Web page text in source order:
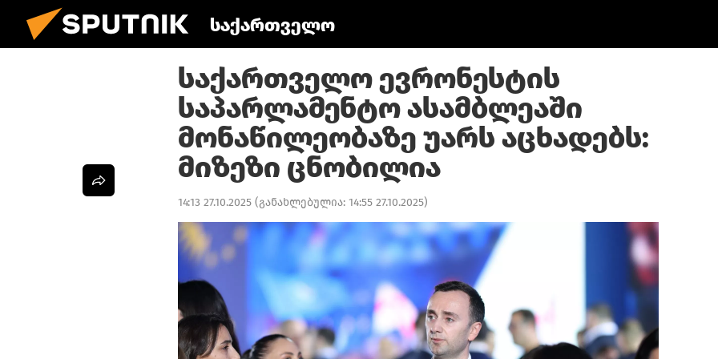
საქართველო
საქართველო ევრონესტის
საპარლამენტო ასამბლეაში
მონაწილეობაზე უარს აცხადებს:
მიზეზი ცნობილია
14:13 27.10.2025 (განახლებულია: 14:55 27.10.2025)